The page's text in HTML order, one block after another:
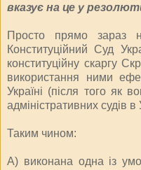
вказує на це у
Просто прямо зараз
Конституційний Суд
конституційну скаргу
використання ними
Україні (після того як
адміністративних судів в
Таким чином:
А) виконана одна із